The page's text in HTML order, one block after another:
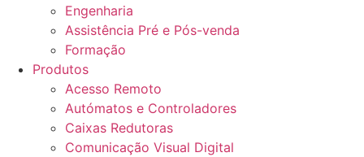
Engenharia
Assistência Pré e Pós-venda
Formação
Produtos
Acesso Remoto
Autómatos e Controladores
Caixas Redutoras
Comunicação Visual Digital